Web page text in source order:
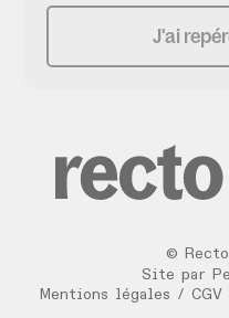
J'ai
©
Site par
Mentions légales / CGV